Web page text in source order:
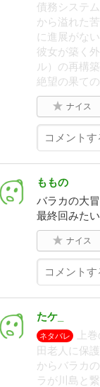
債務システ
から溢れた
に進展がな
彼女が築く
ル）の再構
絶望の果て
ナイス
ももの
バラカの大
最終回みた
ナイス
たケ_
ネタバレ
上
田老人に保
からバラカ
ラが川島と